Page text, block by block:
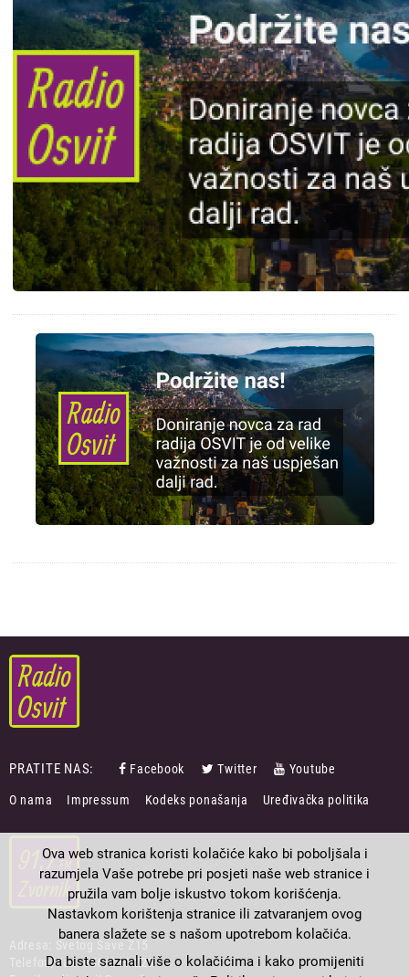
PRATITE NAS: Facebook Twitter Youtube
FOOTER
MENU
O nama Impressum Kodeks ponašanja Uređivačka politika
Telefon/Fax: 056/230-223
Ova web stranica koristi kolačiće kako bi poboljšala i
razumjela Vaše potrebe pri posjeti naše web stranice i
pružila vam bolje iskustvo tokom korišćenja.
Nastavkom korištenja stranice ili zatvaranjem ovog
banera slažete se s našom upotrebom kolačića.
Da biste saznali više o kolačićima i kako promijeniti